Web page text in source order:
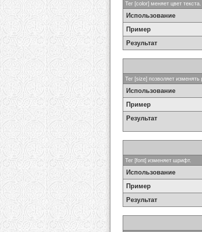
Тег [color] меняет цвет текста.
Использование
Пример
Результат
Тег [size] позволяет
Использование
Пример
Результат
Тег [font] изменяет шрифт.
Использование
Пример
Результат